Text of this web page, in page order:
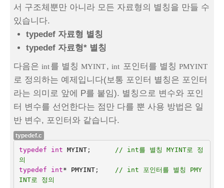
서 구조체뿐만 아니라 모든 자료형의 별칭을 만들 수
있습니다.
typedef 자료형 별칭
typedef 자료형* 별칭
다음은 int를 별칭 MYINT, int 포인터를 별칭 PMYINT
로 정의하는 예제입니다(보통 포인터 별칭은 포인터
라는 의미로 앞에 P를 붙임). 별칭으로 변수와 포인
터 변수를 선언한다는 점만 다를 뿐 사용 방법은 일
반 변수, 포인터와 같습니다.
typedef.c
typedef int MYINT; // int를 별칭 MYINT로 정
의
typedef
int* PMYINT;
// int 포인터를 별칭 PMY
INT로 정의